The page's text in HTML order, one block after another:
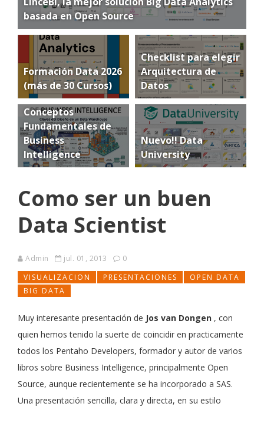
basada en Open Source
Formación Data 2026
(más de 30 Cursos)
Checklist para elegir
Arquitectura de
Datos
Conceptos
Fundamentales de
Business
Intelligence
Nuevo!! Data
University
Como ser un buen
Data Scientist
Admin jul. 01, 2013
0
VISUALIZACION
PRESENTACIONES
OPEN DATA
BIG DATA
Muy interesante presentación de Jos van Dongen , con
quien hemos tenido la suerte de coincidir en practicamente
todos los Pentaho Developers, formador y autor de varios
libros sobre Business Intelligence, principalmente Open
Source, aunque recientemente se ha incorporado a SAS.
Una presentación sencilla, clara y directa, en su estilo